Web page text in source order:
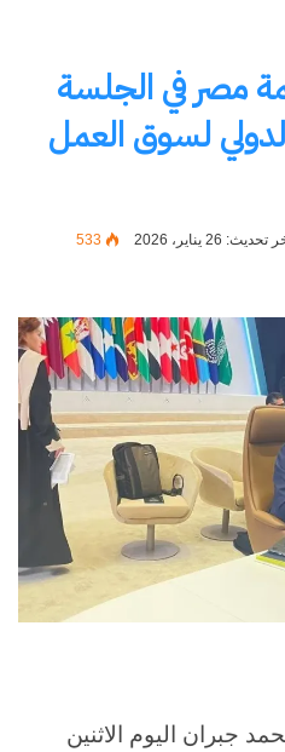
مصر في الجلسة
لسوق العمل
تحديث: 26 يناير، 2026 533
جبران اليوم الاثنين